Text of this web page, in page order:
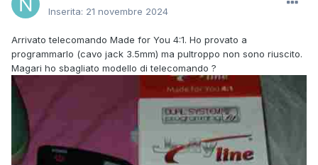
Inserita: 21 novembre 2024
Arrivato telecomando Made for You 4:1. Ho provato a
programmarlo (cavo jack 3.5mm) ma pultroppo non sono riuscito.
Magari ho sbagliato modello di telecomando ?